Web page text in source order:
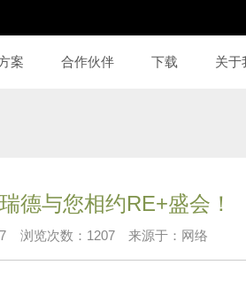
案 合作伙伴 下载 关于
德与您相约RE+盛会！
浏览次数： 1207 来源于：网络